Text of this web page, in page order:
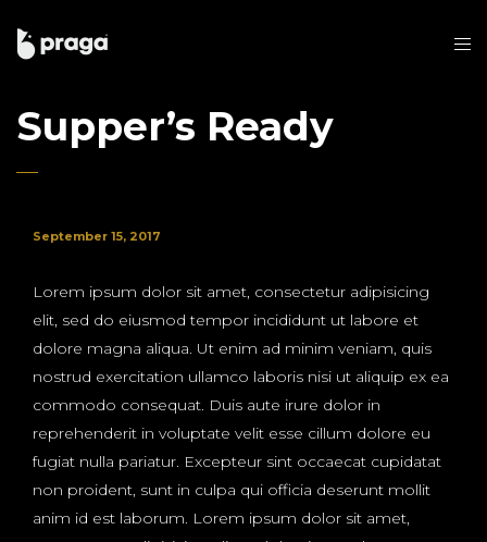
Supper’s Ready
September 15, 2017
Lorem ipsum dolor sit amet, consectetur adipisicing
elit, sed do eiusmod tempor incididunt ut labore et
dolore magna aliqua. Ut enim ad minim veniam, quis
nostrud exercitation ullamco laboris nisi ut aliquip ex ea
commodo consequat. Duis aute irure dolor in
reprehenderit in voluptate velit esse cillum dolore eu
fugiat nulla pariatur. Excepteur sint occaecat cupidatat
non proident, sunt in culpa qui officia deserunt mollit
anim id est laborum. Lorem ipsum dolor sit amet,